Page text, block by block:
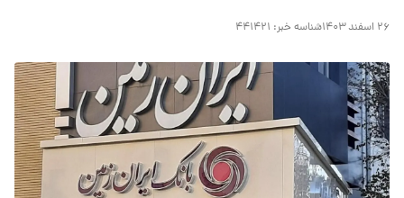
۲۶ اسفند ۱۴۰۳ شناسه خبر: ۴۴۱۴۲۱